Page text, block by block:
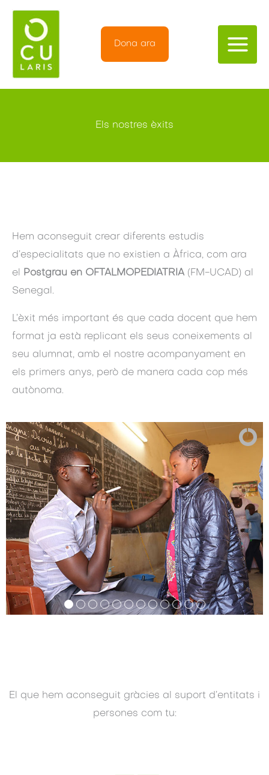
Vés
contingut
Dona ara
Els nostres èxits
Hem aconseguit crear diferents estudis
d’especialitats que no existien a Àfrica, com ara
el Postgrau en OFTALMOPEDIATRIA(FM-UCAD) al
Senegal.
L’èxit més important és que cada docent que hem
format ja està replicant els seus coneixements al
seu alumnat, amb el nostre acompanyament en
els primers anys, però de manera cada cop més
autònoma.
El que hem aconseguit gràcies al suport d’entitats i
persones com tu: